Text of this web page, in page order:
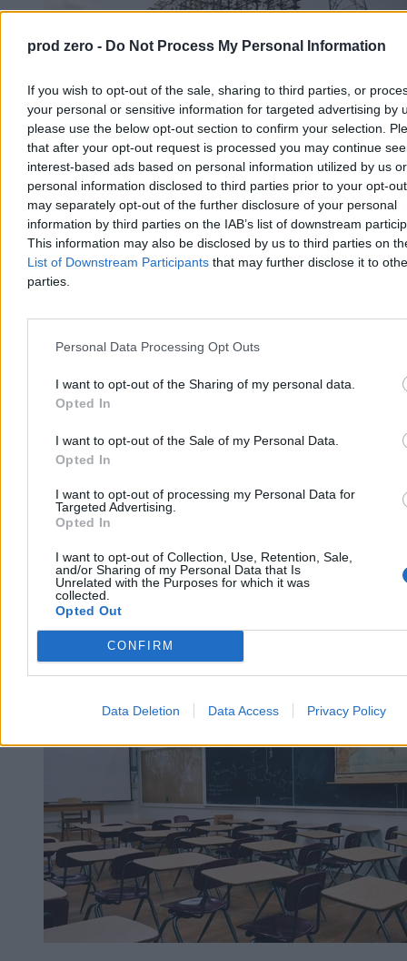
prod zero - Do Not Process My Personal Information
If you wish to opt-out of the sale, sharing to third parties, or
your personal or sensitive information for targeted advertising by
please use the below opt-out section to confirm your selection.
that after your opt-out request is processed you may continue
interest-based ads based on personal information utilized by us or
personal information disclosed to third parties prior to your opt-
may separately opt-out of the further disclosure of your personal
information by third parties on the IAB’s list of downstream
This information may also be disclosed by us to third parties on
List of Downstream Participants that may further disclose it to
parties.
Personal Data Processing Opt Outs
I want to opt-out of the Sharing of my personal data.
Opted In
I want to opt-out of the Sale of my Personal Data.
Opted In
I want to opt-out of processing my Personal Data for
Targeted Advertising.
Opted In
I want to opt-out of Collection, Use, Retention, Sale,
and/or Sharing of my Personal Data that Is
Unrelated with the Purposes for which it was
collected.
Opted Out
CONFIRM
Data Deletion Data Access Privacy Policy
„Rosyjski dzięcioł” z Czarnobyla. Historia jednej
z największych tajemnic ZSRR
Przez lata zakłócała łączność radiową na niemal całej półkuli
północnej, a wokół niej narosły dziesiątki teorii spiskowych.
Gigantyczna antena Duga-1, ukryta w lasach pod Czarnobylem,
miała być jednym z największych sekretów Związku Radzieckiego.
Bartosz Michalski
04.08.2026
Reklama